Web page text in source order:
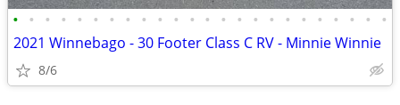
• • • • • • • • • • • • • • • • • • • • • • • •
2021 Winnebago - 30 Footer Class C RV - Minnie Winnie
8/6